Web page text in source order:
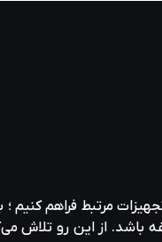
مرتبط فراهم کنیم
باشد. از این رو تلاش